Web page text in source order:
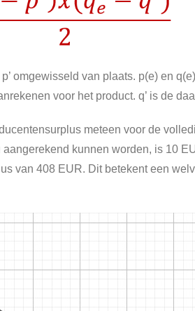
omgewisseld van plaats. p(e) en
voor het product. q’ is de
meteen voor de
kunnen worden, is 10
van 408 EUR. Dit betekent een